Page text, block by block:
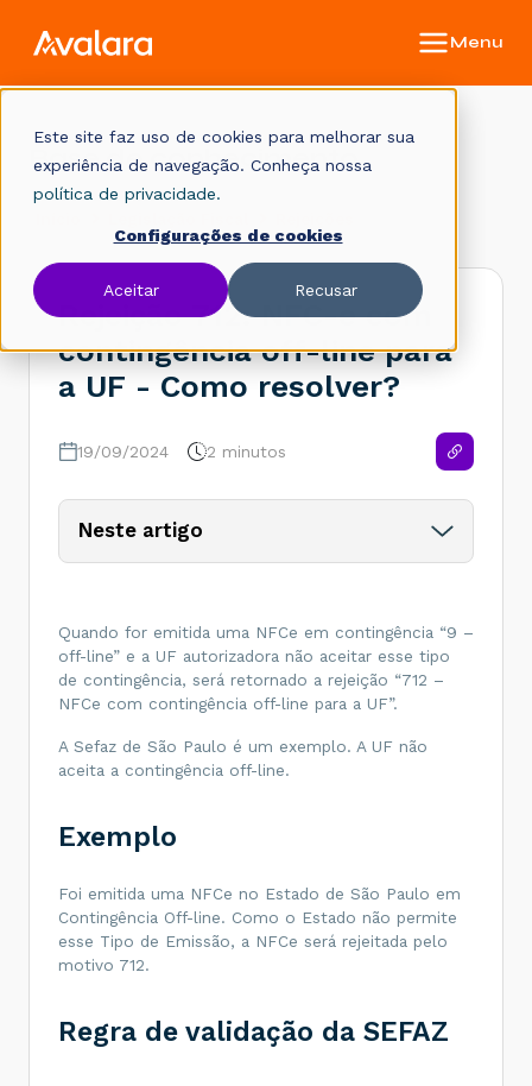
Este site faz uso de cookies para melhorar sua
experiência de navegação. Conheça nossa
política de privacidade.
Configurações de cookies
Aceitar Recusar
Base de conhecimento
Rejeição 712: NFC-e com
contingência off-line para
a UF - Como resolver?
19/09/2024 2 minutos
Neste artigo
Quando for emitida uma NFCe em contingência “9 –
off-line” e a UF autorizadora não aceitar esse tipo
de contingência, será retornado a rejeição “712 –
NFCe com contingência off-line para a UF”.
A Sefaz de São Paulo é um exemplo. A UF não
aceita a contingência off-line.
Exemplo
Foi emitida uma NFCe no Estado de São Paulo em
Contingência Off-line. Como o Estado não permite
esse Tipo de Emissão, a NFCe será rejeitada pelo
motivo 712.
Regra de validação da SEFAZ